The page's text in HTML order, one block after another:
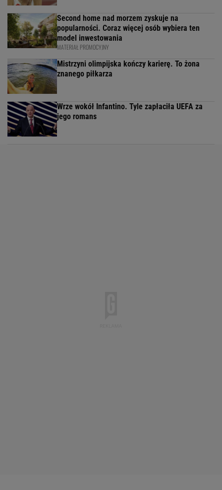
Second home nad morzem zyskuje na
popularności. Coraz więcej osób wybiera ten
model inwestowania
MATERIAŁ PROMOCYJNY
Mistrzyni olimpijska kończy karierę. To żona
znanego piłkarza
Wrze wokół Infantino. Tyle zapłaciła UEFA za
jego romans